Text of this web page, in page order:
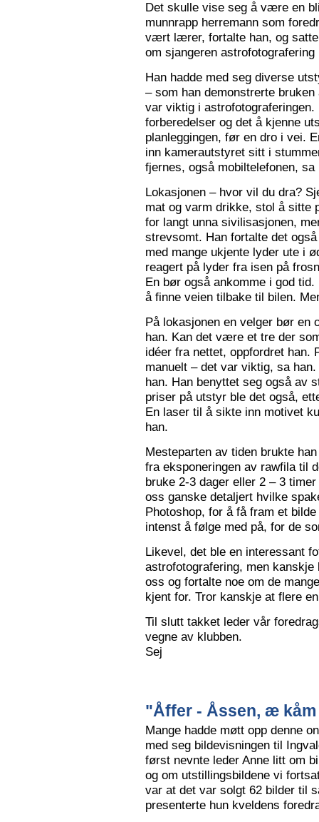
Det skulle vise seg å være en
munnrapp herremann som
vært lærer, fortalte han, og
om sjangeren astrofotografering
Han hadde med seg diverse
– som han demonstrerte
var viktig i
forberedelser og det å kjenne
planleggingen, før en dro i vei.
inn kamerautstyret sitt i
fjernes, også mobiltelefonen, sa
Lokasjonen – hvor vil du dra?
mat og varm drikke, stol å
for langt unna sivilisasjonen,
strevsomt. Han fortalte det
med mange ukjente lyder ute i
reagert på lyder fra isen på
En bør også ankomme i god
å finne veien tilbake til bilen.
På lokasjonen en velger bør en
han. Kan det være et tre der
idéer fra nettet, oppfordret han.
manuelt – det var viktig, sa
han. Han benyttet seg også av
priser på utstyr ble det også,
En laser til å sikte inn motivet
han.
Mesteparten av tiden brukte
fra eksponeringen av rawfila til
bruke 2-3 dager eller 2 – 3
oss ganske detaljert hvilke
Photoshop, for å få fram et
intenst å følge med på, for de
Likevel, det ble en interessant
astrofotografering, men
oss og fortalte noe om de
kjent for. Tror kanskje at flere
Til slutt takket leder vår
vegne av klubben.
Sej
"Åffer - Åssen, æ
Mange hadde møtt opp denne
med seg bildevisningen til
først nevnte leder Anne litt om
og om utstillingsbildene vi
var at det var solgt 62 bilder til
presenterte hun kveldens